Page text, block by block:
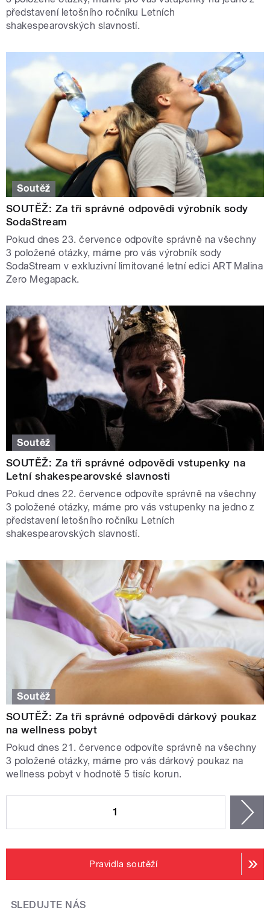
představení letošního ročníku Letních
shakespearovských slavností.
Soutěž
SOUTĚŽ: Za tři správné odpovědi výrobník sody
SodaStream
Pokud dnes 23. července odpovíte správně na všechny
3 položené otázky, máme pro vás výrobník sody
SodaStream v exkluzivní limitované letní edici ART Malina
Zero Megapack.
Soutěž
SOUTĚŽ: Za tři správné odpovědi vstupenky na
Letní shakespearovské slavnosti
Pokud dnes 22. července odpovíte správně na všechny
3 položené otázky, máme pro vás vstupenky na jedno z
představení letošního ročníku Letních
shakespearovských slavností.
Soutěž
SOUTĚŽ: Za tři správné odpovědi dárkový poukaz
na wellness pobyt
Pokud dnes 21. července odpovíte správně na všechny
3 položené otázky, máme pro vás dárkový poukaz na
wellness pobyt v hodnotě 5 tisíc korun.
1
Pravidla soutěží
SLEDUJTE NÁS